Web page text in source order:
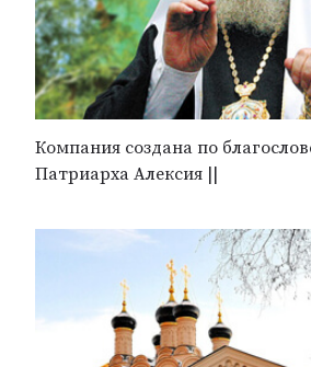
Компания создана по
Патриарха Алексия ||